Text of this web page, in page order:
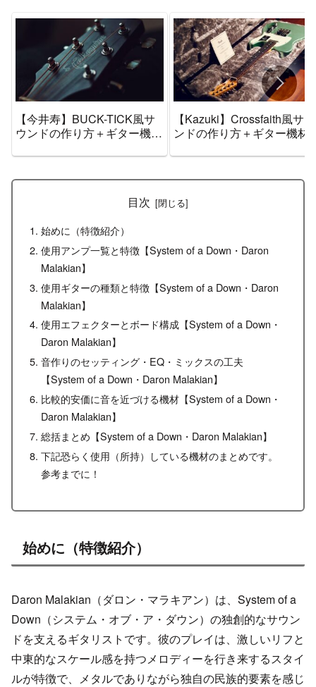
【今井寿】BUCK-TICK風サ
ウンドの作り方＋ギター機材
【エフェクター・アンプ】
【Kazuki】Crossfaith風サウ
ンドの作り方＋ギター機材
【エフェクター・アンプ】
目次
始めに（特徴紹介）
使用アンプ一覧と特徴【System of a Down・Daron
Malakian】
使用ギターの種類と特徴【System of a Down・Daron
Malakian】
使用エフェクターとボード構成【System of a Down・
Daron Malakian】
音作りのセッティング・EQ・ミックスの工夫
【System of a Down・Daron Malakian】
比較的安価に音を近づける機材【System of a Down・
Daron Malakian】
総括まとめ【System of a Down・Daron Malakian】
下記恐らく使用（所持）している機材のまとめです。
参考までに！
始めに（特徴紹介）
Daron Malakian（ダロン・マラキアン）は、System of a
Down（システム・オブ・ア・ダウン）の独創的なサウン
ドを支えるギタリストです。彼のプレイは、激しいリフと
中東的なスケール感を持つメロディーを行き来するスタイ
ルが特徴で、メタルでありながら独自の民族的要素を感じ